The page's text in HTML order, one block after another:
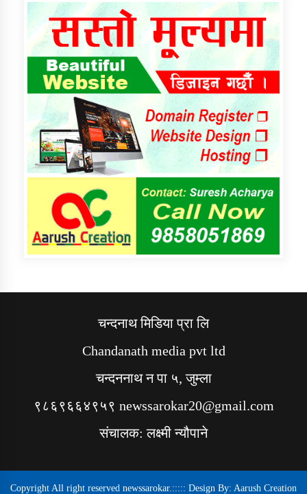
चन्दनाथ मिडिया प्रा लि
Chandanath media pvt ltd
चन्दननाथ न पा ५, जुम्ला
९८६९६६४९५९ newssarokar20@gmail.com
संचालक: लक्ष्मी न्यौपाने
Copyright All right reserved newssarokar.::::: Design By: Aarush Creation